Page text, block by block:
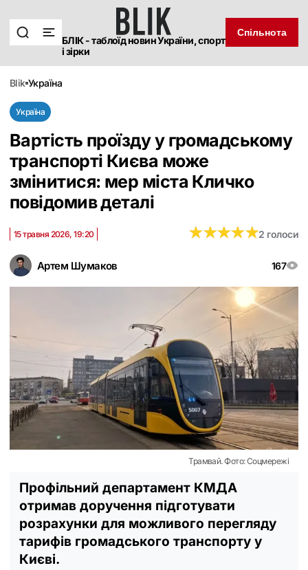
БЛІК - таблоїд новин України, спорт
і зірки
Спільнота
blik україна
Україна
Вартість проїзду у громадському
транспорті Києва може
змінитися: мер міста Кличко
повідомив деталі
Артем Шумаков 167
15 травня 2026, 19:20 ★★★★★
★★★★★2 голоси
Трамвай. Фото: Соцмережі
Профільний департамент КМДА
отримав доручення підготувати
розрахунки для можливого перегляду
тарифів громадського транспорту у
Києві.